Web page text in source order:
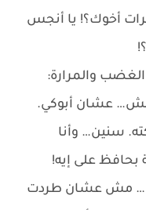
أخوك؟! يا أنجس
والمرارة:
عشان أبوكي.
سنين… وأنا
على إيه!
مش عشان طردت